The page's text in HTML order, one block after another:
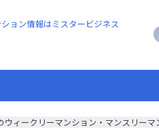
ョン情報はミスタービジネス
ウィークリーマンション・マンスリーマ